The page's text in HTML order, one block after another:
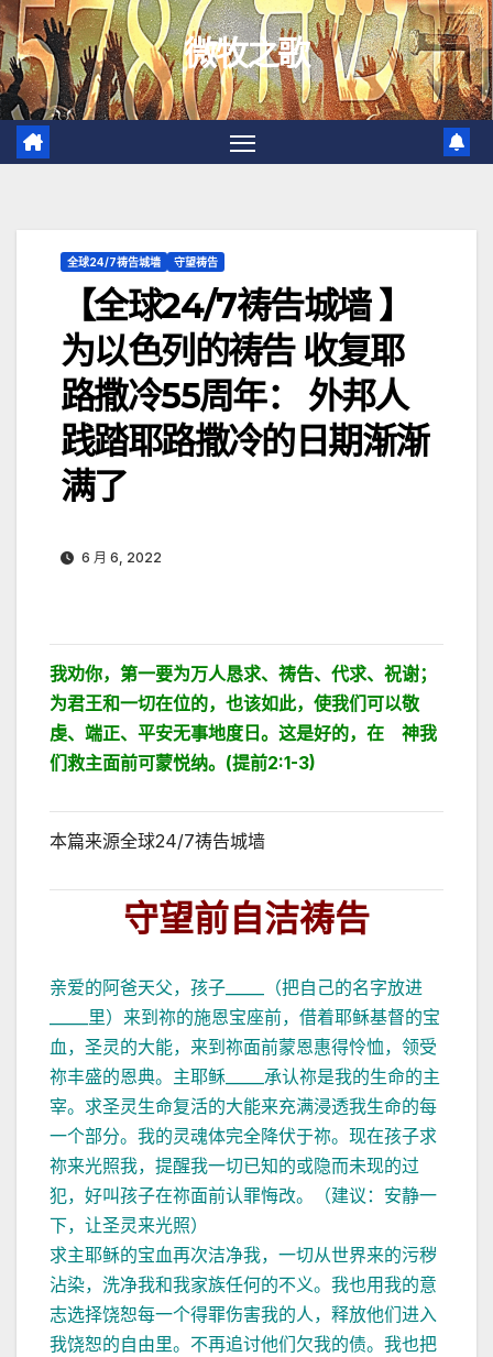
跳
至
内
容
微牧之歌
全球24/7祷告城墙 守望祷告
【全球24/7祷告城墙 】
为以色列的祷告 收复耶
路撒冷55周年： 外邦人
践踏耶路撒冷的日期渐渐
满了
6 月 6, 2022
我劝你，第一要为万人恳求、祷告、代求、祝谢；
为君王和一切在位的，也该如此， 使我们可以敬
虔、端正、平安无事地度日。 这是好的，在 神我
们救主面前可蒙悦纳。 (提前2:1-3)
本篇来源全球24/7祷告城墙
守望前自洁祷告
亲爱的阿爸天父，孩子_____（把自己的名字放进
_____里）来到祢的施恩宝座前，借着耶稣基督的宝
血，圣灵的大能，来到祢面前蒙恩惠得怜恤，领受
祢丰盛的恩典。主耶稣_____承认祢是我的生命的主
宰。求圣灵生命复活的大能来充满浸透我生命的每
一个部分。我的灵魂体完全降伏于祢。现在孩子求
祢来光照我，提醒我一切已知的或隐而未现的过
犯，好叫孩子在祢面前认罪悔改。（建议：安静一
下，让圣灵来光照）
求主耶稣的宝血再次洁净我，一切从世界来的污秽
沾染，洗净我和我家族任何的不义。我也用我的意
志选择饶恕每一个得罪伤害我的人，释放他们进入
我饶恕的自由里。不再追讨他们欠我的债。我也把